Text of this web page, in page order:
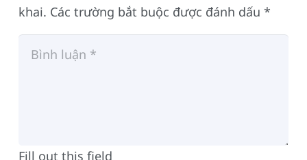
khai. Các trường bắt buộc được đánh dấu *
Fill out this field